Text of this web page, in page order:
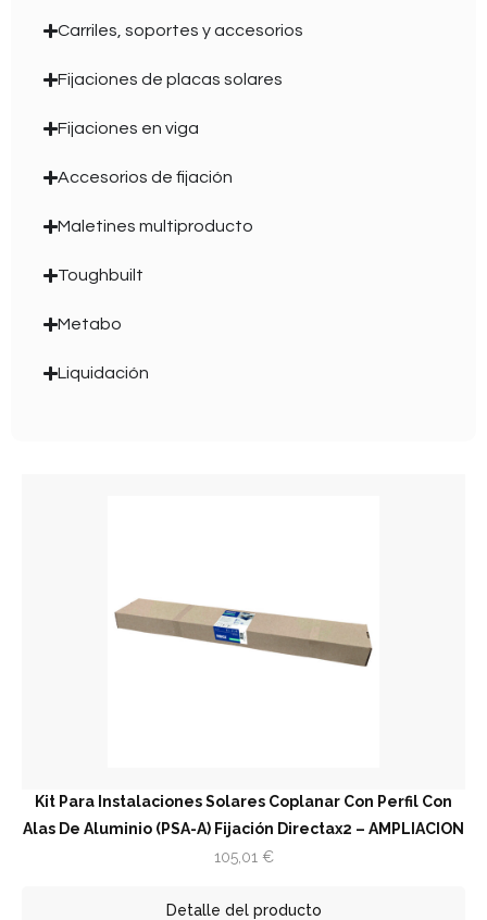
Carriles, soportes y accesorios
Fijaciones de placas solares
Fijaciones en viga
Accesorios de fijación
Maletines multiproducto
Toughbuilt
Metabo
Liquidación
Kit Para Instalaciones Solares Coplanar Con Perfil Con
Alas De Aluminio (PSA-A) Fijación Directax2 – AMPLIACION
105,01 €
Detalle del producto